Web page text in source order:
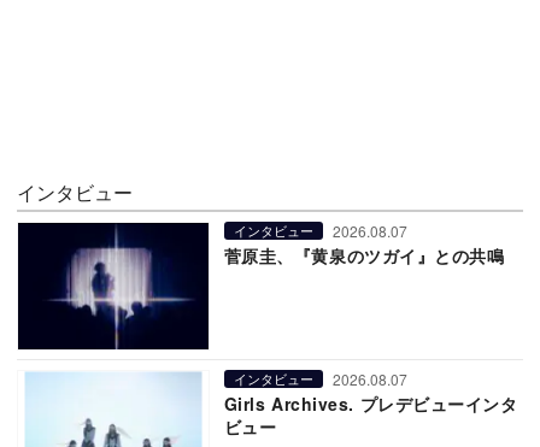
インタビュー
インタビュー 2026.08.07
菅原圭、『黄泉のツガイ』との共鳴
インタビュー 2026.08.07
Girls Archives. プレデビューインタ
ビュー